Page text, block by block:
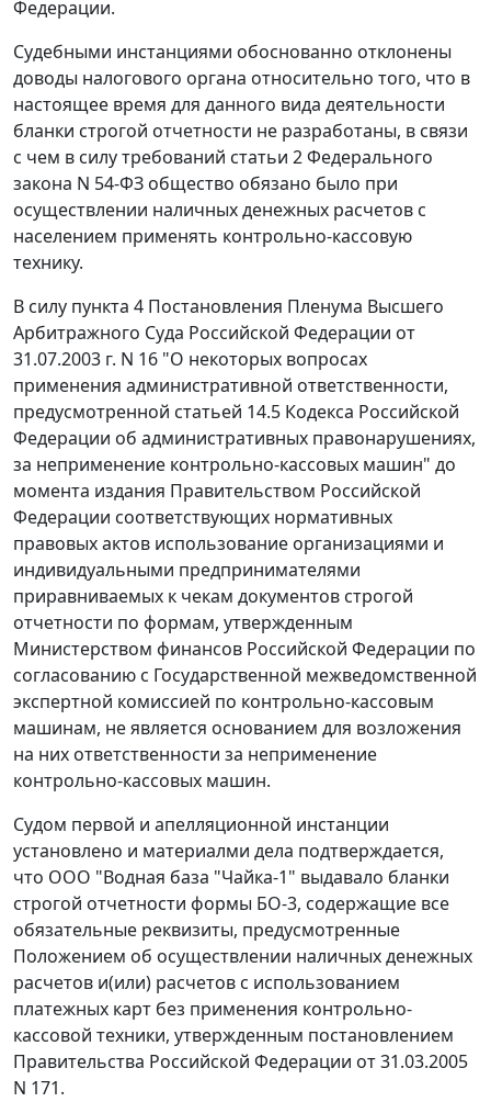
Федерации.
Судебными инстанциями обоснованно отклонены
доводы налогового органа относительно того, что в
настоящее время для данного вида деятельности
бланки строгой отчетности не разработаны, в связи
с чем в силу требований статьи 2Федерального
закона N 54-ФЗ общество обязано было при
осуществлении наличных денежных расчетов с
населением применять контрольно-кассовую
технику.
В силу пункта 4 Постановления Пленума Высшего
Арбитражного Суда Российской Федерации от
31.07.2003 г. N 16 "О некоторых вопросах
применения административной ответственности,
предусмотренной статьей 14.5 Кодекса Российской
Федерации об административных правонарушениях,
за неприменение контрольно-кассовых машин" до
момента издания Правительством Российской
Федерации соответствующих нормативных
правовых актов использование организациями и
индивидуальными предпринимателями
приравниваемых к чекам документов строгой
отчетности по формам, утвержденным
Министерством финансов Российской Федерации по
согласованию с Государственной межведомственной
экспертной комиссией по контрольно-кассовым
машинам, не является основанием для возложения
на них ответственности за неприменение
контрольно-кассовых машин.
Судом первой и апелляционной инстанции
установлено и материалми дела подтверждается,
что ООО "Водная база "Чайка-1" выдавало бланки
строгой отчетности формы БО-3, содержащие все
обязательные реквизиты, предусмотренные
Положением об осуществлении наличных денежных
расчетов и(или) расчетов с использованием
платежных карт без применения контрольно-
кассовой техники, утвержденным постановлением
Правительства Российской Федерации от 31.03.2005
N 171.